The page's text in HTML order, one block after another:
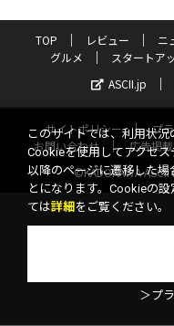
TOP レビュー ニ
グルメ
スタートア
ASCII.jp
サイトポリシー プ
お問い合わせ
広告掲載
©KADOKAWA
このサイトでは、利用状況
Cookieを使用してアクセ
以降のページに遷移した
とになります。Cookieの
ては詳細 をご覧ください。
＞プ